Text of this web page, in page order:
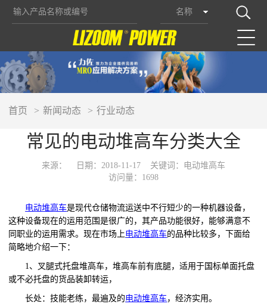
名称
首页 新闻动态 行业动态
常见的电动堆高车分类大全
来源： 日期：2018-11-17
关键词：电动堆高车
访问量：1698
电动堆高车是现代仓储物流运送中不行短少的一种机器设备，
这种设备现在的运用范围是很广的，其产品功能很好，能够满意不
同职业的运用需求。现在市场上电动堆高车的品种比较多，下面给
简略地介绍一下：
1、叉腿式托盘堆高车，堆高车前有底腿，适用于国标单面托盘
或不必托盘的货品装卸转运，
长处：技能老练，最遍及的电动堆高车，经济实用。